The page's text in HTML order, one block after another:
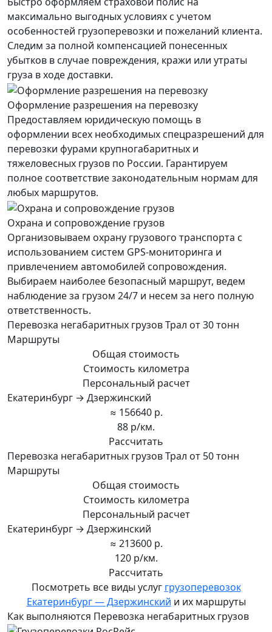
максимально выгодных условиях с учетом
особенностей грузоперевозки и пожеланий клиента.
Следим за полной компенсацией понесенных
убытков в случае повреждения, кражи или утраты
груза в ходе доставки.
Оформление разрешения на перевозку
Предоставляем юридическую помощь в
оформлении всех необходимых спецразрешений для
перевозки фурами крупногабаритных и
тяжеловесных грузов по России. Гарантируем
полное соответствие законодательным нормам для
любых маршрутов.
Охрана и сопровождение грузов
Организовываем охрану грузового транспорта с
использованием систем GPS-мониторинга и
привлечением автомобилей сопровождения.
Выбираем наиболее безопасный маршрут, ведем
наблюдение за грузом 24/7 и несем за него полную
ответственность.
Перевозка негабаритных грузов Трал от 30 тонн
Маршруты
Общая стоимость
Стоимость километра
Персональный расчет
Екатеринбург → Дзержинский
≈ 156640 р.
88 р/км.
Рассчитать
Перевозка негабаритных грузов Трал от 50 тонн
Маршруты
Общая стоимость
Стоимость километра
Персональный расчет
Екатеринбург → Дзержинский
≈ 213600 р.
120 р/км.
Рассчитать
Посмотреть все виды услуг грузоперевозок
Екатеринбург — Дзержинский и их маршруты
Как выполняются Перевозка негабаритных грузов